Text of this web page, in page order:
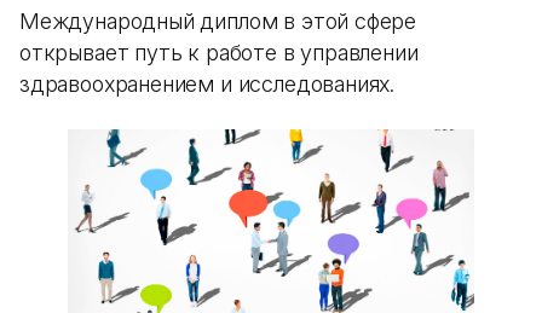
Международный диплом в этой сфере
открывает путь к работе в управлении
здравоохранением и исследованиях.